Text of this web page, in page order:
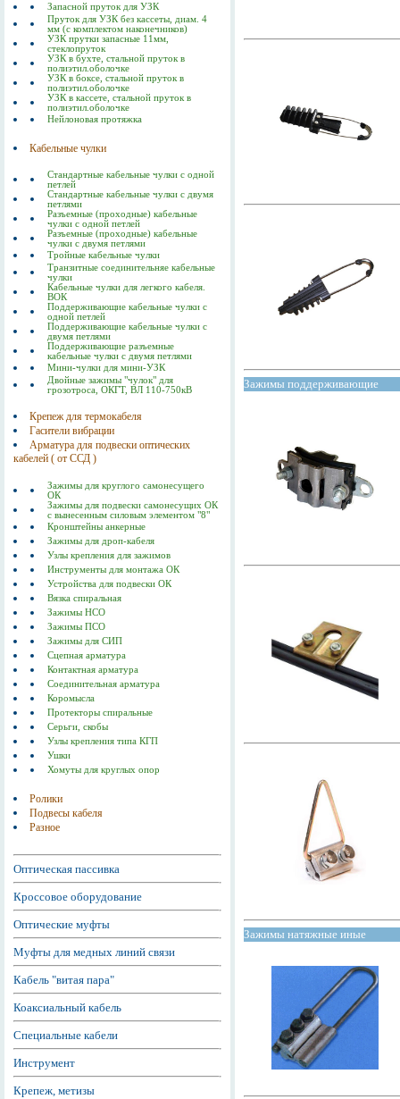
Запасной пруток для УЗК
Пруток для УЗК без кассеты, диам. 4
мм (с комплектом наконечников)
УЗК прутки запасные 11мм,
стеклопруток
УЗК в бухте, стальной пруток в
полиэтил.оболочке
УЗК в боксе, стальной пруток в
полиэтил.оболочке
УЗК в кассете, стальной пруток в
полиэтил.оболочке
Нейлоновая протяжка
Кабельные чулки
Стандартные кабельные чулки с одной
петлей
Стандартные кабельные чулки с двумя
петлями
Разъемные (проходные) кабельные
чулки с одной петлей
Разъемные (проходные) кабельные
чулки с двумя петлями
Тройные кабельные чулки
Транзитные соединительняе кабельные
чулки
Кабельные чулки для легкого кабеля.
ВОК
Поддерживающие кабельные чулки с
одной петлей
Поддерживающие кабельные чулки с
двумя петлями
Поддерживающие разъемные
кабельные чулки с двумя петлями
Мини-чулки для мини-УЗК
Двойные зажимы "чулок" для
грозотроса, ОКГТ, ВЛ 110-750кВ
Крепеж для термокабеля
Гасители вибрации
Арматура для подвески оптических
кабелей ( от ССД )
Зажимы для круглого самонесущего
ОК
Зажимы для подвески самонесущих ОК
с вынесенным силовым элементом "8"
Кронштейны анкерные
Зажимы для дроп-кабеля
Узлы крепления для зажимов
Инструменты для монтажа ОК
Устройства для подвески ОК
Вязка спиральная
Зажимы НСО
Зажимы ПСО
Зажимы для СИП
Сцепная арматура
Контактная арматура
Соединительная арматура
Коромысла
Протекторы спиральные
Серьги, скобы
Узлы крепления типа КГП
Ушки
Хомуты для круглых опор
Ролики
Подвесы кабеля
Разное
Оптическая пассивка
Кроссовое оборудование
Оптические муфты
Муфты для медных линий связи
Кабель "витая пара"
Коаксиальный кабель
Специальные кабели
Инструмент
Крепеж, метизы
Зажимы поддерживающие
Зажимы натяжные иные